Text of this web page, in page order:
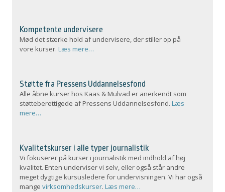
Kompetente undervisere
Mød det stærke hold af undervisere, der stiller op på
vore kurser.Læs mere…
Støtte fra Pressens Uddannelsesfond
Alle åbne kurser hos Kaas & Mulvad er anerkendt som
støtteberettigede af Pressens Uddannelsesfond.Læs
mere…
Kvalitetskurser i alle typer journalistik
Vi fokuserer på kurser i journalistik med indhold af høj
kvalitet. Enten underviser vi selv, eller også står andre
meget dygtige kursusledere for undervisningen. Vi har også
mangevirksomhedskurser.Læs mere…